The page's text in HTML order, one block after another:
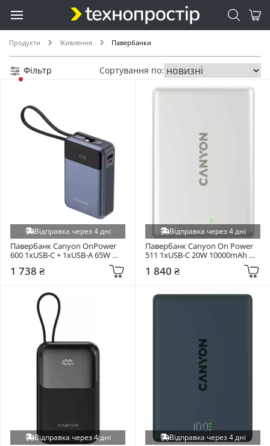
Продукти Живлення Павербанки
Фільтр Сортування по:
Відправка через 4 дні
Павербанк Canyon OnPower
600 1xUSB-C + 1xUSB-A 65W
CPB600DG)
1 738 ₴
Відправка через 4 дні
Павербанк Canyon On Power
511 1xUSB-C 20W 10000mAh
Starfall Grey (CNS-CPB511G)
1 840 ₴
Відправка через 4 дні Відправка через 4 дні